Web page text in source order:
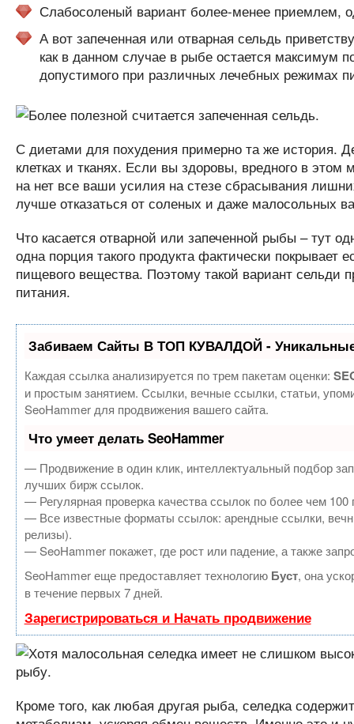
Слабосоленый вариант более-менее приемлем,
А вот запеченная или отварная сельдь
как в данном случае в рыбе остается максимум
допустимого при различных лечебных режимах
С диетами для похудения примерно та же история.
клетках и тканях. Если вы здоровы, вредного в этом
на нет все ваши усилия на стезе сбрасывания
лучше отказаться от соленых и даже малосольных
Что касается отварной или запеченной рыбы – тут
одна порция такого продукта фактически покрывает
пищевого вещества. Поэтому такой вариант сельди
питания.
Забиваем Сайты В ТОП КУВАЛДОЙ - Уникальные
Каждая ссылка анализируется по трем пакетам оценки:
и простым занятием. Ссылки, вечные ссылки, статьи,
SeoHammer для продвижения вашего сайта.
Что умеет делать SeoHammer
— Продвижение в один клик, интеллектуальный подбор
лучших бирж ссылок.
— Регулярная проверка качества ссылок по более чем
— Все известные форматы ссылок: арендные ссылки,
релизы).
— SeoHammer покажет, где рост или падение, а также
SeoHammer еще предоставляет технологию Буст, она
в течение первых 7 дней.
Зарегистрироваться и Начать продвижение
Кроме того, как любая другая рыба, селедка